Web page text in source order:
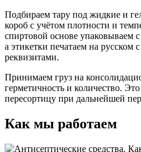
Подбираем тару под жидкие и
короб с учётом плотности и
спиртовой основе упаковываем
а этикетки печатаем на русском
реквизитами.
Принимаем груз на
герметичность и количество.
пересортицу при дальнейшей
Как мы работаем